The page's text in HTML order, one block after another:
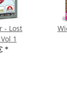
- Lost
1
*